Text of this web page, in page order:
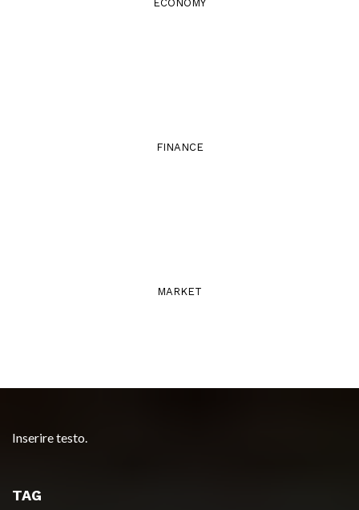
ECONOMY
FINANCE
MARKET
Inserire testo.
TAG